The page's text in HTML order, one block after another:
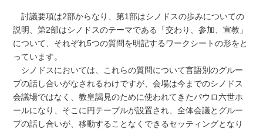
討議要項は2部からなり、第1部はシノドスの歩みについての
説明、第2部はシノドスのテーマである「交わり、参加、宣教」
について、それぞれ5つの質問を明記するワークシートの形をと
っています。
シノドスにおいては、これらの質問について言語別のグルー
プの話し合いがなされるわけですが、会場は今までのシノドス
会議場ではなく、教皇謁見のために使われてきたパウロ六世ホ
ールになり、そこに円テーブルが設置され、全体会議とグルー
プの話し合いが、移動することなくできるセッティングとなり